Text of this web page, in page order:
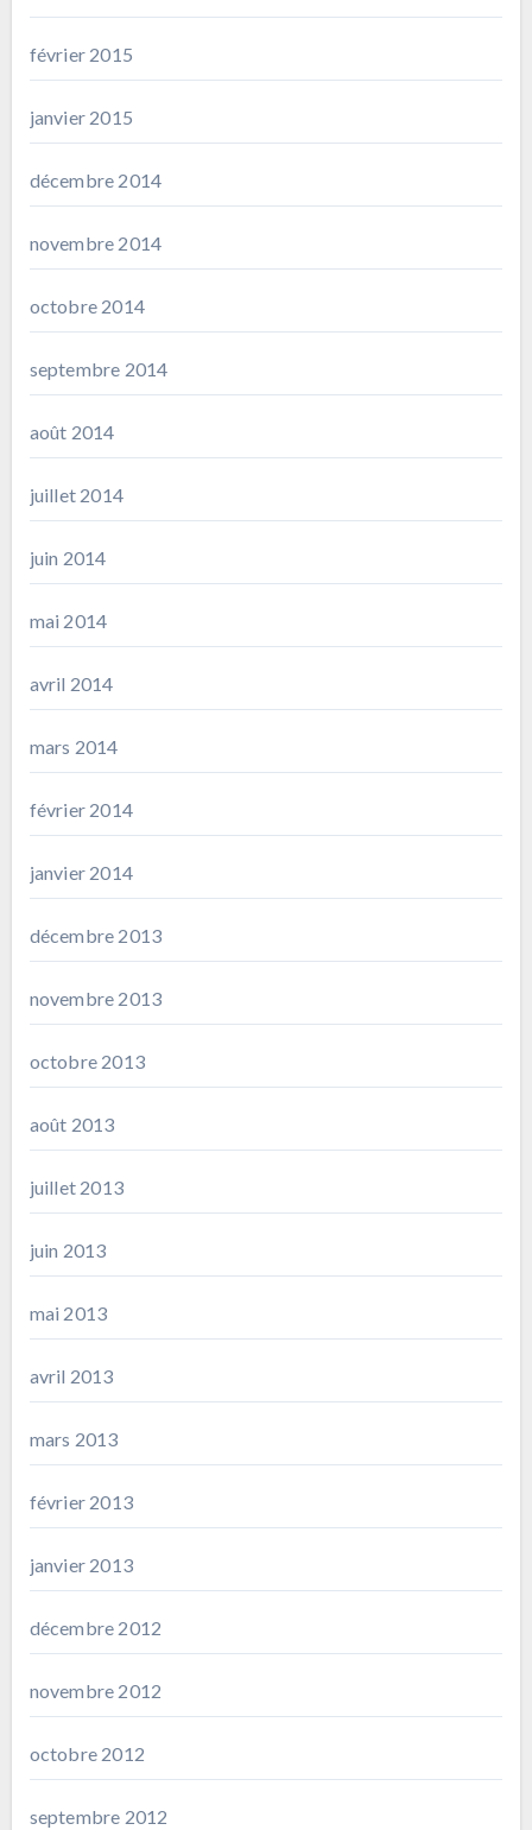
février 2015
janvier 2015
décembre 2014
novembre 2014
octobre 2014
septembre 2014
août 2014
juillet 2014
juin 2014
mai 2014
avril 2014
mars 2014
février 2014
janvier 2014
décembre 2013
novembre 2013
octobre 2013
août 2013
juillet 2013
juin 2013
mai 2013
avril 2013
mars 2013
février 2013
janvier 2013
décembre 2012
novembre 2012
octobre 2012
septembre 2012